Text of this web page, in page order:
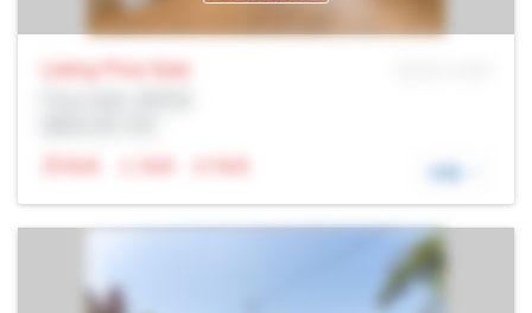
Listing Price Sale
N/A
N/A N/A 详细